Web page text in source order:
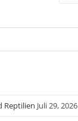
Reptilien Juli 29, 2026